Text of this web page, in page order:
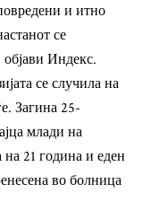
и итно
се
објави Индекс.
се случила на
Загина 25-
млади на
на 21 година и еден
во болница